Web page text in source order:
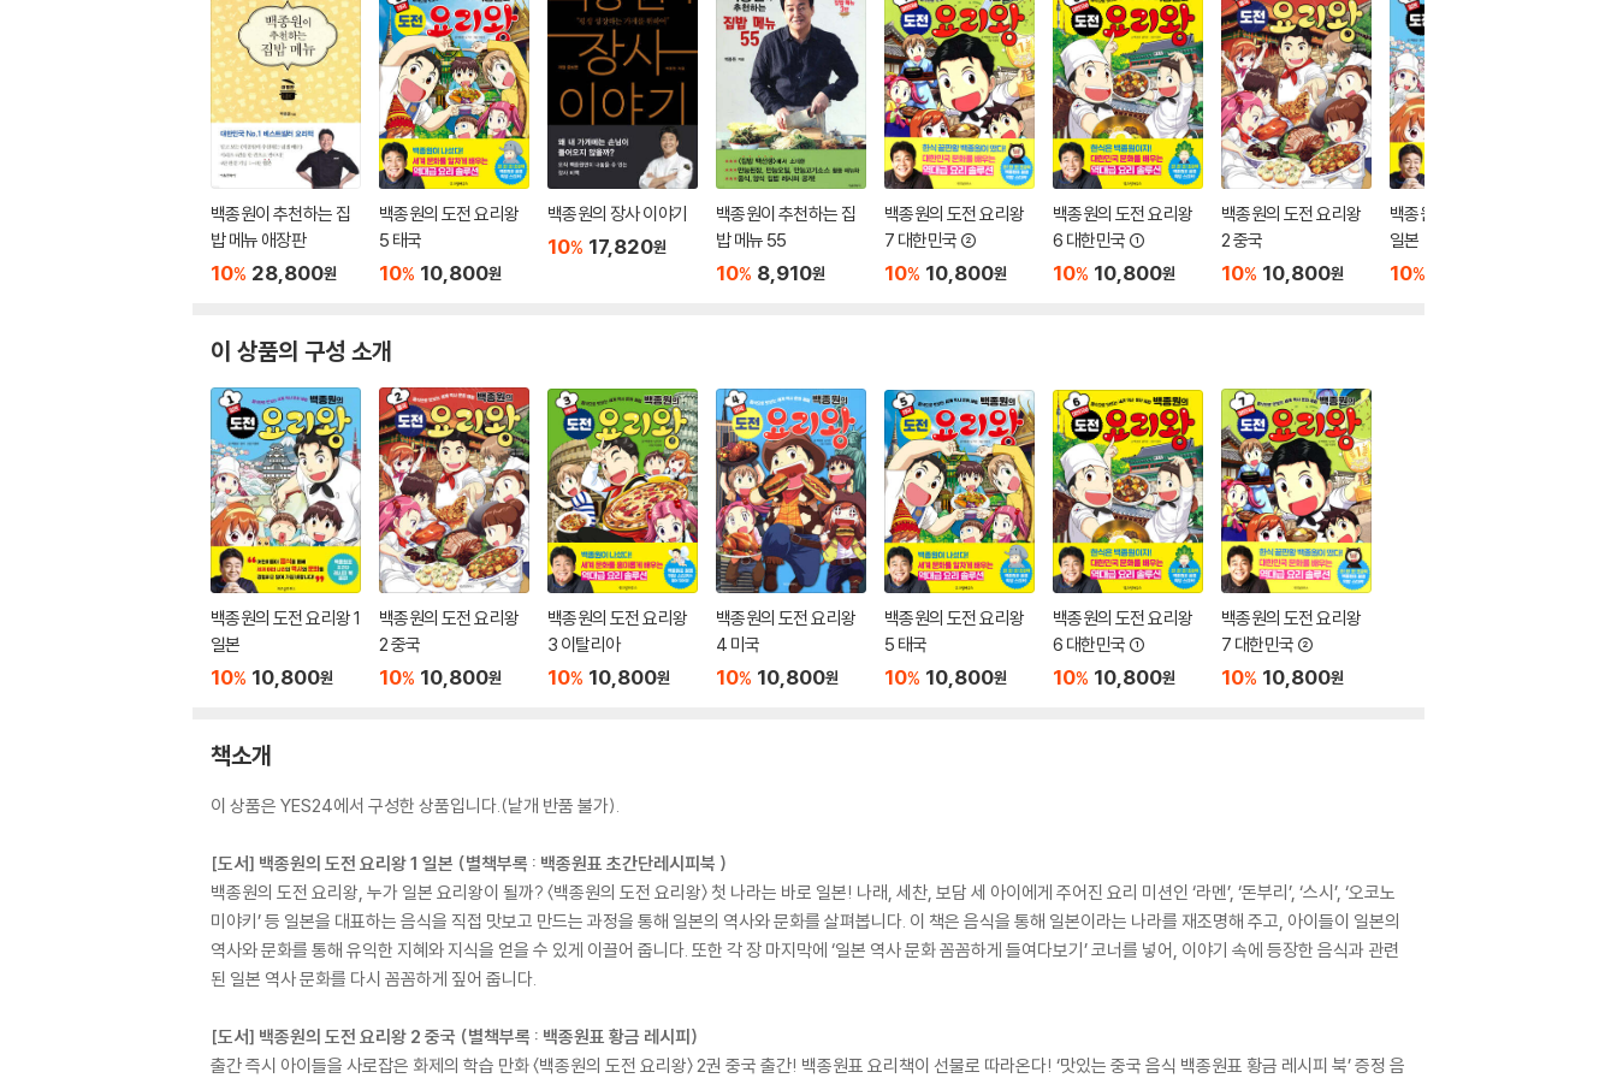
백종원이 추천하는 집
밥 메뉴 애장판
10% 28,800원
백종원의 도전 요리왕
5 태국
10% 10,800원
백종원의 장사 이야기
10% 17,820원
백종원이 추천하는 집
밥 메뉴 55
10% 8,910원
백종원의 도전 요리왕
7 대한민국 ②
10% 10,800원
백종원의 도전 요리왕
6 대한민국 ①
10% 10,800원
백종원의 도전 요리왕
2 중국
10% 10,800원
백종원의 도전 요리왕 1
일본
10%
이 상품의 구성 소개
백종원의 도전 요리왕 1
일본
10% 10,800원
백종원의 도전 요리왕
2 중국
10% 10,800원
백종원의 도전 요리왕
3 이탈리아
10% 10,800원
백종원의 도전 요리왕
4 미국
10% 10,800원
백종원의 도전 요리왕
5 태국
10% 10,800원
백종원의 도전 요리왕
6 대한민국 ①
10% 10,800원
백종원의 도전 요리왕
7 대한민국 ②
10% 10,800원
책소개
이 상품은 YES24에서 구성한 상품입니다.(낱개 반품 불가).
[도서] 백종원의 도전 요리왕 1 일본 (별책부록 : 백종원표 초간단레시피북 )
백종원의 도전 요리왕, 누가 일본 요리왕이 될까? 〈백종원의 도전 요리왕〉 첫 나라는 바로 일본! 나래, 세찬, 보담 세 아이에게 주어진 요리 미션인 ‘라멘’, ‘돈부리’, ‘스시’, ‘오코노
미야키’ 등 일본을 대표하는 음식을 직접 맛보고 만드는 과정을 통해 일본의 역사와 문화를 살펴봅니다. 이 책은 음식을 통해 일본이라는 나라를 재조명해 주고, 아이들이 일본의
역사와 문화를 통해 유익한 지혜와 지식을 얻을 수 있게 이끌어 줍니다. 또한 각 장 마지막에 ‘일본 역사 문화 꼼꼼하게 들여다보기’ 코너를 넣어, 이야기 속에 등장한 음식과 관련
된 일본 역사 문화를 다시 꼼꼼하게 짚어 줍니다.
[도서] 백종원의 도전 요리왕 2 중국 (별책부록 : 백종원표 황금 레시피)
출간 즉시 아이들을 사로잡은 화제의 학습 만화 〈백종원의 도전 요리왕〉 2권 중국 출간! 백종원표 요리책이 선물로 따라온다! ‘맛있는 중국 음식 백종원표 황금 레시피 북’ 증정 음